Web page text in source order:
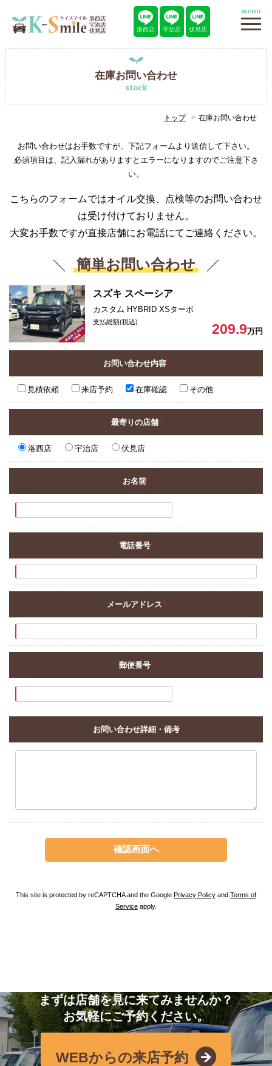
洛西店 宇治店 伏見店
menu
在庫お問い合わせ
stock
トップ 在庫お問い合わせ
お問い合わせはお手数ですが、下記フォームより送信して下さい。
必須項目は、記入漏れがありますとエラーになりますのでご注意下さ
い。
こちらのフォームではオイル交換、点検等のお問い合わせ
は受け付けておりません。
大変お手数ですが直接店舗にお電話にてご連絡ください。
簡単お問い合わせ
スズキ スペーシア
カスタム HYBRID XSターボ
支払総額(税込) 209.9万円
お問い合わせ内容*
見積依頼 来店予約 在庫確認 その他
最寄りの店舗*
洛西店 宇治店 伏見店
お名前*
電話番号*
メールアドレス*
郵便番号*
お問い合わせ詳細・備考
This site is protected by reCAPTCHA and the Google Privacy Policy and Terms of
Service apply.
まずは店舗を見に来てみませんか？
お気軽にご予約ください。
WEBからの来店予約